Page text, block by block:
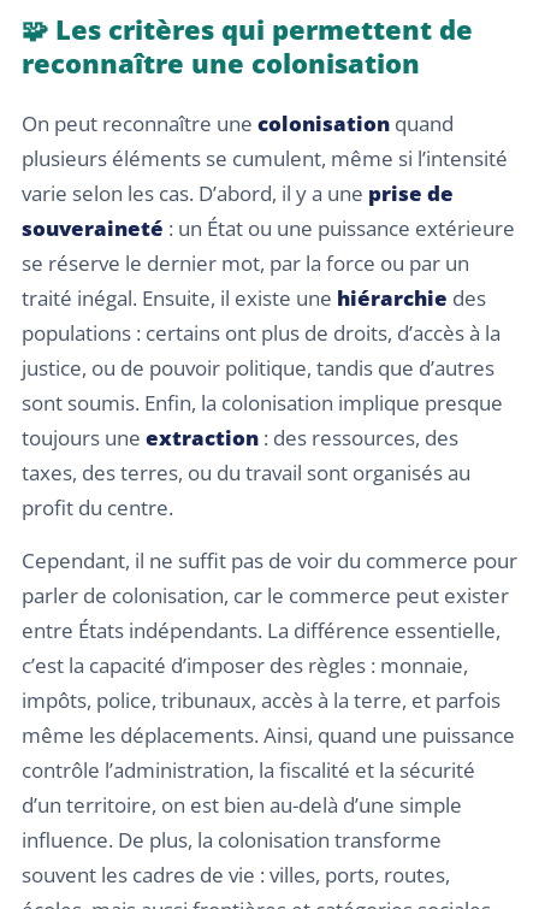
🧩 Les critères qui permettent de
reconnaître une colonisation
On peut reconnaître une colonisation quand
plusieurs éléments se cumulent, même si l’intensité
varie selon les cas. D’abord, il y a une prise de
souveraineté : un État ou une puissance extérieure
se réserve le dernier mot, par la force ou par un
traité inégal. Ensuite, il existe une hiérarchie des
populations : certains ont plus de droits, d’accès à la
justice, ou de pouvoir politique, tandis que d’autres
sont soumis. Enfin, la colonisation implique presque
toujours une extraction : des ressources, des
taxes, des terres, ou du travail sont organisés au
profit du centre.
Cependant, il ne suffit pas de voir du commerce pour
parler de colonisation, car le commerce peut exister
entre États indépendants. La différence essentielle,
c’est la capacité d’imposer des règles : monnaie,
impôts, police, tribunaux, accès à la terre, et parfois
même les déplacements. Ainsi, quand une puissance
contrôle l’administration, la fiscalité et la sécurité
d’un territoire, on est bien au-delà d’une simple
influence. De plus, la colonisation transforme
souvent les cadres de vie : villes, ports, routes,